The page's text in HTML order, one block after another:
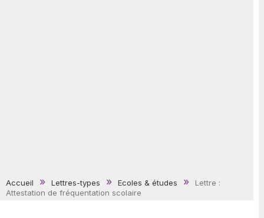
Accueil Lettres-types Ecoles & études
Lettre :
Attestation de fréquentation scolaire